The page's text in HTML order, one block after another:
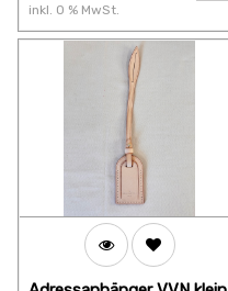
inkl. 0 % MwSt.